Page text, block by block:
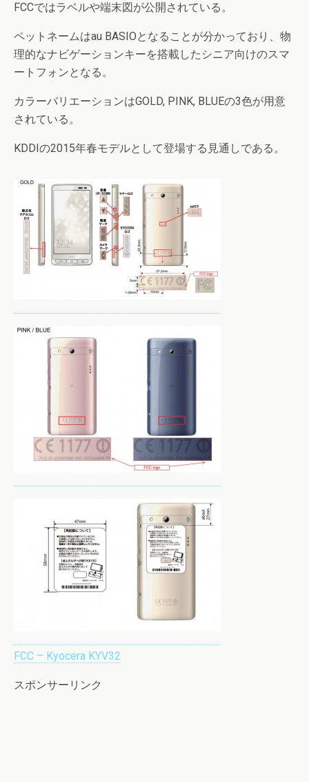
FCCではラベルや端末図が公開されている。
ペットネームはau BASIOとなることが分かっており、物
理的なナビゲーションキーを搭載したシニア向けのスマ
ートフォンとなる。
カラーバリエーションはGOLD, PINK, BLUEの3色が用意
されている。
KDDIの2015年春モデルとして登場する見通しである。
FCC – Kyocera KYV32
スポンサーリンク